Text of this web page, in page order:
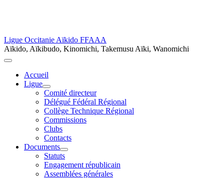
Ligue Occitanie Aïkido FFAAA
Aïkido, Aïkibudo, Kinomichi, Takemusu Aïki, Wanomichi
Accueil
Ligue
Comité directeur
Délégué Fédéral Régional
Collège Technique Régional
Commissions
Clubs
Contacts
Documents
Statuts
Engagement républicain
Assemblées générales